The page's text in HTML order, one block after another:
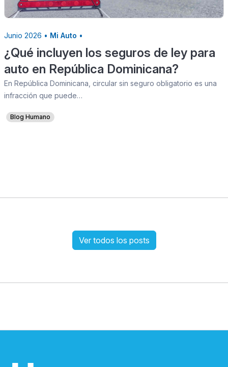
Junio 2026 • Mi Auto •
¿Qué incluyen los seguros de ley para
auto en República Dominicana?
En República Dominicana, circular sin seguro obligatorio es una
infracción que puede…
Blog Humano
Ver todos los posts